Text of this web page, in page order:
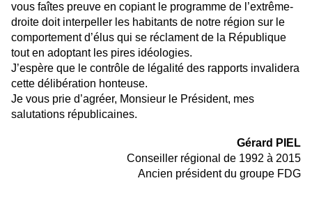
vous faîtes preuve en copiant le programme de l’extrême-
droite doit interpeller les habitants de notre région sur le
comportement d’élus qui se réclament de la République
tout en adoptant les pires idéologies.
J’espère que le contrôle de légalité des rapports invalidera
cette délibération honteuse.
Je vous prie d’agréer, Monsieur le Président, mes
salutations républicaines.
Gérard PIEL
Conseiller régional de 1992 à 2015
Ancien président du groupe FDG